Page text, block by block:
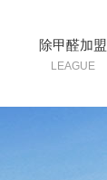
除甲醛加盟
LEAGUE